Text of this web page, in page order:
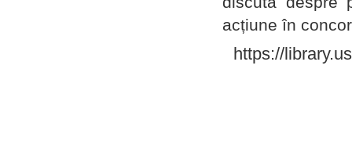
acțiune în
https://